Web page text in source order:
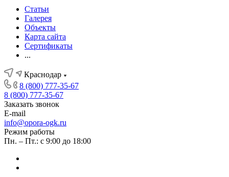
Статьи
Галерея
Объекты
Карта сайта
Сертификаты
...
Краснодар
8 (800) 777-35-67
8 (800) 777-35-67
Заказать звонок
E-mail
info@opora-ogk.ru
Режим работы
Пн. – Пт.: с 9:00 до 18:00